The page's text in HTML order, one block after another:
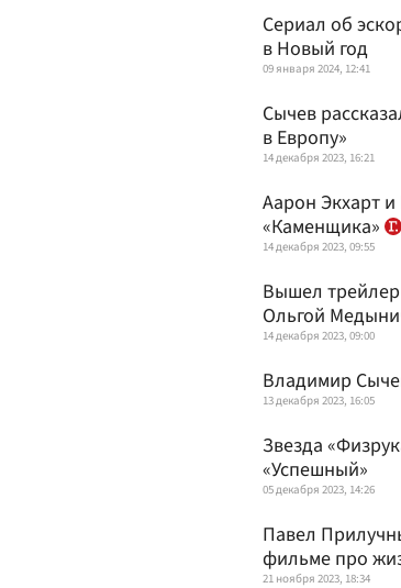
Сериал об
в Новый год
09 января 2024, 12:41
Сычев
в Европу»
14 декабря 2023, 16:21
Аарон Экхарт
«Каменщика»
14 декабря 2023, 09:55
Вышел
Ольгой
14 декабря 2023, 09:00
Владимир
13 декабря 2023, 16:05
Звезда
«Успешный»
05 декабря 2023, 14:26
Павел
фильме про
21 ноября 2023, 18:34